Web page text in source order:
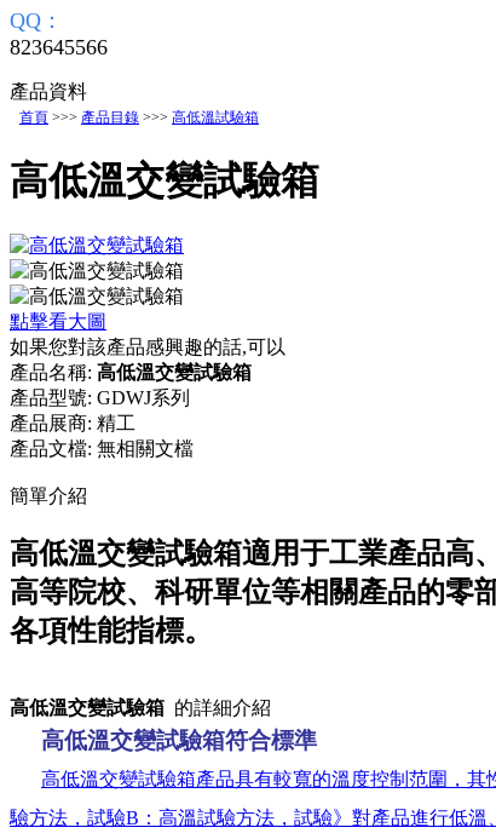
QQ：
823645566
產品資料
首頁 >>> 產品目錄 >>> 高低溫試驗箱
高低溫交變試驗箱
點擊看大圖
如果您對該產品感興趣的話,可以
產品名稱: 高低溫交變試驗箱
產品型號: GDWJ系列
產品展商: 精工
產品文檔: 無相關文檔
簡單介紹
高低溫交變試驗箱適用于工業產品高
高等院校、科研單位等相關產品的零
各項性能指標。
高低溫交變試驗箱 的詳細介紹
高低溫交變試驗箱符合標準
高低溫交變試驗箱產品具有較寬的溫度控制范圍，其
驗方法，試驗B：高溫試驗方法，試驗》對產品進行低溫